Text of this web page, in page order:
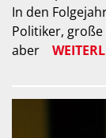
In den
Politiker,
aber